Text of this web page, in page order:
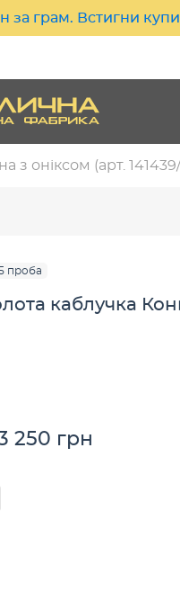
за грам. Встигни
з оніксом (арт.
проба
каблучка
250 грн